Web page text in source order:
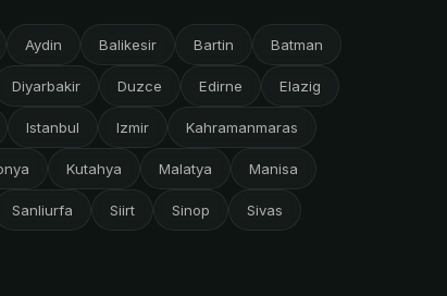
Aydin Balikesir Bartin Batman
Diyarbakir Duzce Edirne Elazig
Istanbul Izmir Kahramanmaras
Kutahya Malatya Manisa
Sanliurfa Siirt Sinop Sivas